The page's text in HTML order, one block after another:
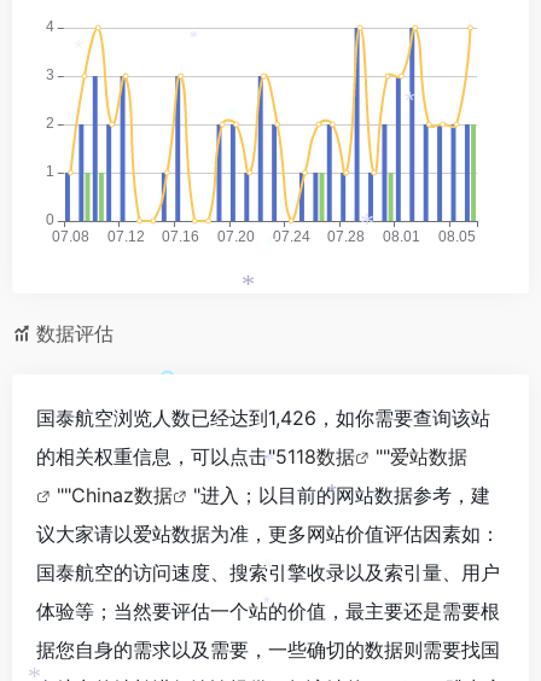
数据评估
国泰航空浏览人数已经达到1,426，如你需要查询该站
的相关权重信息，可以点击"5118数据 ""爱站数据
""Chinaz数据
"进入；以目前的网站数据参考，建
议大家请以爱站数据为准，更多网站价值评估因素如：
国泰航空的访问速度、搜索引擎收录以及索引量、用户
体验等；当然要评估一个站的价值，最主要还是需要根
据您自身的需求以及需要，一些确切的数据则需要找国
*
*
*
*
*